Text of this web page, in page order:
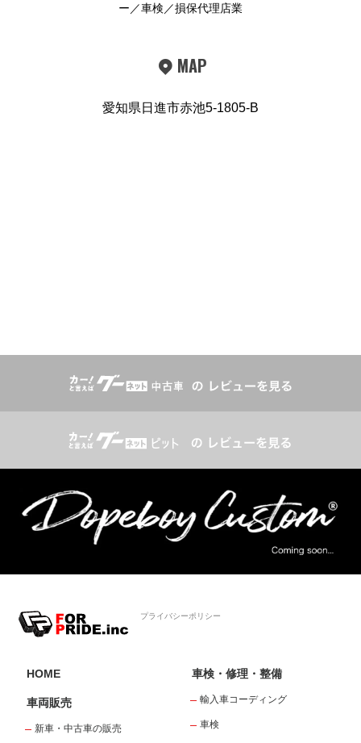
ー／車検／損保代理店業
MAP
愛知県日進市赤池5-1805-B
プライバシーポリシー
HOME
車両販売
新車・中古車の販売
車検・修理・整備
輸入車コーディング
車検